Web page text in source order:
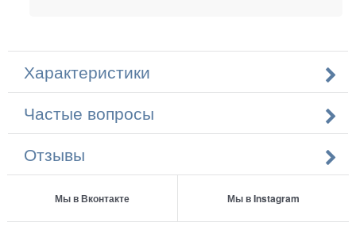
Характеристики
Частые вопросы
Отзывы
Мы в Вконтакте Мы в Instagram